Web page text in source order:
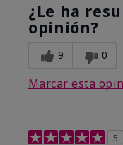
¿Le ha
opinión?
9 0
Marcar esta
5